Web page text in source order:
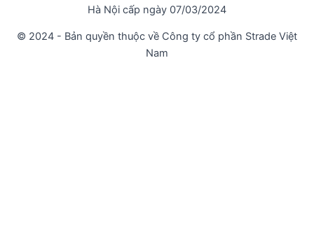
Hà Nội cấp ngày 07/03/2024
© 2024 - Bản quyền thuộc về Công ty cổ phần Strade Việt
Nam